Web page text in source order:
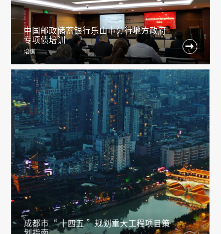
中国邮政储蓄银行乐山市分行地方政府
专项债培训
培训

成都市“ 十四五 ”规划重大工程项目策